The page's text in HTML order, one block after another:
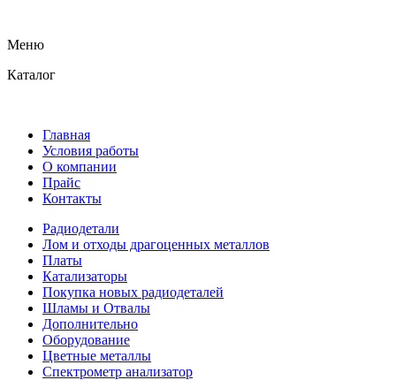
Меню
Каталог
Главная
Условия работы
О компании
Прайс
Контакты
Радиодетали
Лом и отходы драгоценных металлов
Платы
Катализаторы
Покупка новых радиодеталей
Шламы и Отвалы
Дополнительно
Оборудование
Цветные металлы
Спектрометр анализатор